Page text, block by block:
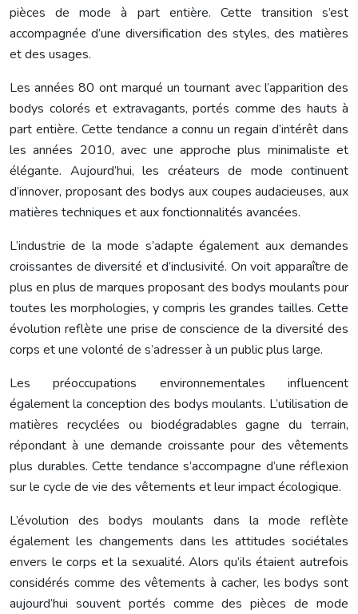
pièces de mode à part entière. Cette transition s’est
accompagnée d’une diversification des styles, des matières
et des usages.
Les années 80 ont marqué un tournant avec l’apparition des
bodys colorés et extravagants, portés comme des hauts à
part entière. Cette tendance a connu un regain d’intérêt dans
les années 2010, avec une approche plus minimaliste et
élégante. Aujourd’hui, les créateurs de mode continuent
d’innover, proposant des bodys aux coupes audacieuses, aux
matières techniques et aux fonctionnalités avancées.
L’industrie de la mode s’adapte également aux demandes
croissantes de diversité et d’inclusivité. On voit apparaître de
plus en plus de marques proposant des bodys moulants pour
toutes les morphologies, y compris les grandes tailles. Cette
évolution reflète une prise de conscience de la diversité des
corps et une volonté de s’adresser à un public plus large.
Les préoccupations environnementales influencent
également la conception des bodys moulants. L’utilisation de
matières recyclées ou biodégradables gagne du terrain,
répondant à une demande croissante pour des vêtements
plus durables. Cette tendance s’accompagne d’une réflexion
sur le cycle de vie des vêtements et leur impact écologique.
L’évolution des bodys moulants dans la mode reflète
également les changements dans les attitudes sociétales
envers le corps et la sexualité. Alors qu’ils étaient autrefois
considérés comme des vêtements à cacher, les bodys sont
aujourd’hui souvent portés comme des pièces de mode